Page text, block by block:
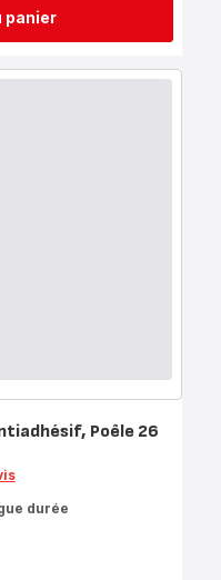
panier
Poêle 26
durée